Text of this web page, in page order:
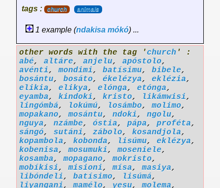
tags :
church animals
1 example (ndakisa mókó) ...
other words with the tag 'church ' :
abé, altáre, anjelu, apóstolo,
avénti,mondimi, batísimu, bibele,
bosántu, bosáto, ékelézya, eklézia,
elikia, elikya, elónga, etónga,
eyamba, kindoki, kristo, likámwisi,
lingómbá, lokúmú, losámbo,molimo,
mopakano,mosántu, ndoki, ngolu,
nguya, nzámbe, óstia, pápa, proféta,
sángó, sutáni, zábolo, kosandjola,
kopambola, kobonda, lisúmu, eklézya,
kobenisa,mosumuki,moseniele,
kosamba,mopagano,mokristo,
mobíkisi,misioni,mísa,masiya,
libóndeli, batísimo, lisúmá,
liyangani,mamélo, yesu,molema,